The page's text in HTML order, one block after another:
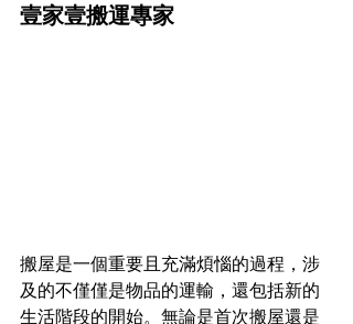
壹家壹搬運專家
搬屋是一個重要且充滿煩惱的過程，涉
及的不僅僅是物品的運輸，還包括新的
生活階段的開始。無論是首次搬屋還是